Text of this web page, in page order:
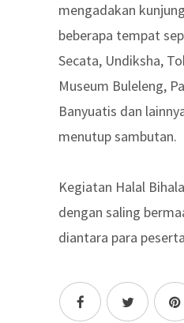
mengadakan
beberapa tempat
Secata, Undiksha,
Museum Buleleng,
Banyuatis dan
menutup sambutan.
Kegiatan Halal
dengan saling
diantara para